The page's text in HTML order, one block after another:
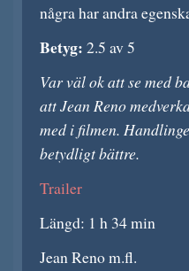
några har andra
Betyg: 2.5 av 5
Var väl ok att se med
att Jean Reno
med i filmen.
betydligt bättre.
Trailer
Längd: 1 h 34 min
Jean Reno m.fl.